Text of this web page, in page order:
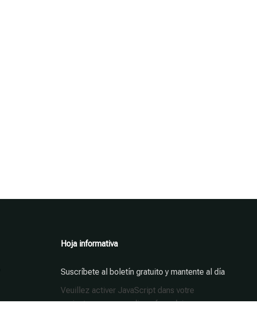
Hoja informativa
Suscríbete al boletín gratuito y mantente al día
Veuillez activer JavaScript dans votre
navigateur pour remplir ce formulaire.